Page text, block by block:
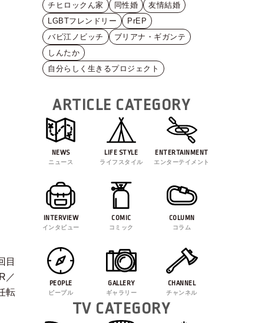
目
／
転
チヒロックん家
同性婚
友情結婚
LGBTフレンドリー
PrEP
バビ江ノビッチ
ブリアナ・ギガンテ
しんたか
自分らしく生きるプロジェクト
ARTICLE CATEGORY
NEWS
ニュース
LIFE STYLE
ライフスタイル
ENTERTAINMENT
エンターテイメント
INTERVIEW
インタビュー
COMIC
コミック
COLUMN
コラム
PEOPLE
ピープル
GALLERY
ギャラリー
CHANNEL
チャンネル
TV CATEGORY